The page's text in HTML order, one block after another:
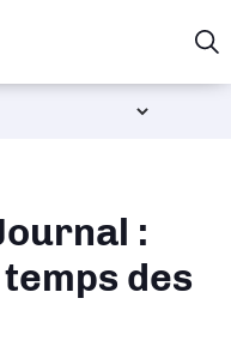
:
des